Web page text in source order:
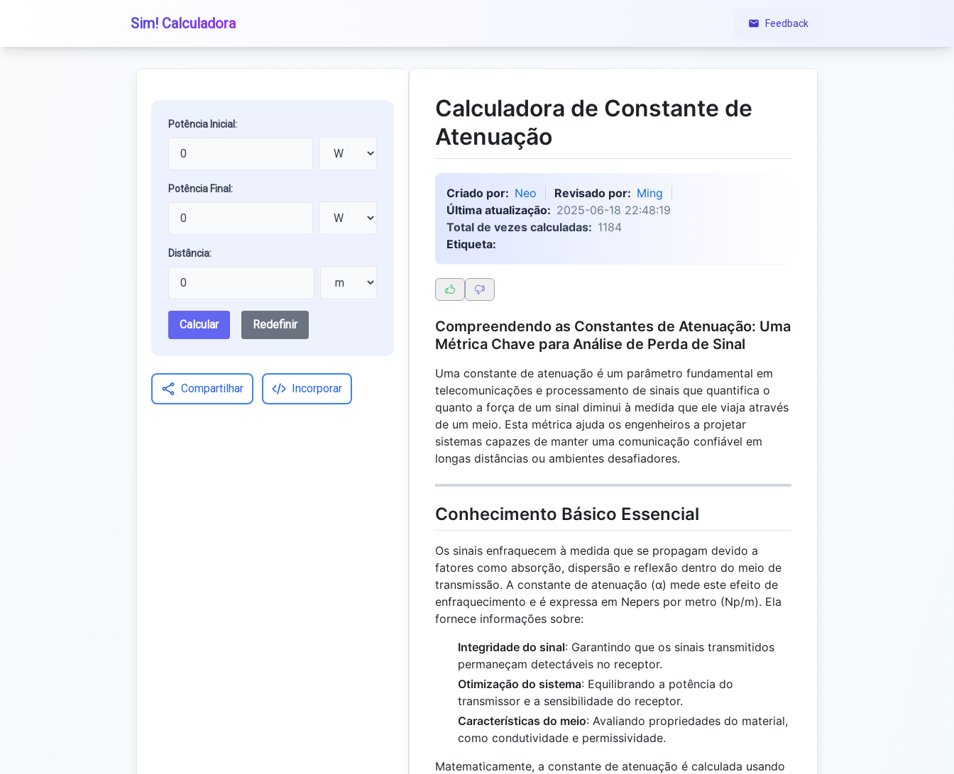
Sim! Calculadora Feedback
Potência Inicial:
Potência Final:
Distância:
Calcular Redefinir
Compartilhar Incorporar
Calculadora de Constante de
Atenuação
Criado por: Neo Revisado por: Ming
Última atualização: 2025-06-18 22:48:19
Total de vezes calculadas: 1184
Etiqueta:
Compreendendo as Constantes de Atenuação: Uma
Métrica Chave para Análise de Perda de Sinal
Uma constante de atenuação é um parâmetro fundamental em
telecomunicações e processamento de sinais que quantifica o
quanto a força de um sinal diminui à medida que ele viaja através
de um meio. Esta métrica ajuda os engenheiros a projetar
sistemas capazes de manter uma comunicação confiável em
longas distâncias ou ambientes desafiadores.
Conhecimento Básico Essencial
Os sinais enfraquecem à medida que se propagam devido a
fatores como absorção, dispersão e reflexão dentro do meio de
transmissão. A constante de atenuação (α) mede este efeito de
enfraquecimento e é expressa em Nepers por metro (Np/m). Ela
fornece informações sobre:
Integridade do sinal: Garantindo que os sinais transmitidos
permaneçam detectáveis no receptor.
Otimização do sistema: Equilibrando a potência do
transmissor e a sensibilidade do receptor.
Características do meio: Avaliando propriedades do material,
como condutividade e permissividade.
Matematicamente, a constante de atenuação é calculada usando